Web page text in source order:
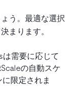
う。最適な選択
まります。
は需要に応じて
の自動スケ
限定されま